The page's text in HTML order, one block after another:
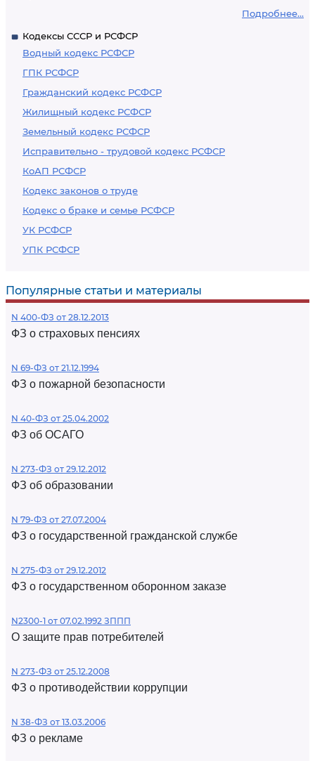
Подробнее...
Кодексы СССР и РСФСР
Водный кодекс РСФСР
ГПК РСФСР
Гражданский кодекс РСФСР
Жилищный кодекс РСФСР
Земельный кодекс РСФСР
Исправительно - трудовой кодекс РСФСР
КоАП РСФСР
Кодекс законов о труде
Кодекс о браке и семье РСФСР
УК РСФСР
УПК РСФСР
Популярные статьи и материалы
N 400-ФЗ от 28.12.2013
ФЗ о страховых пенсиях
N 69-ФЗ от 21.12.1994
ФЗ о пожарной безопасности
N 40-ФЗ от 25.04.2002
ФЗ об ОСАГО
N 273-ФЗ от 29.12.2012
ФЗ об образовании
N 79-ФЗ от 27.07.2004
ФЗ о государственной гражданской службе
N 275-ФЗ от 29.12.2012
ФЗ о государственном оборонном заказе
N2300-1 от 07.02.1992 ЗППП
О защите прав потребителей
N 273-ФЗ от 25.12.2008
ФЗ о противодействии коррупции
N 38-ФЗ от 13.03.2006
ФЗ о рекламе